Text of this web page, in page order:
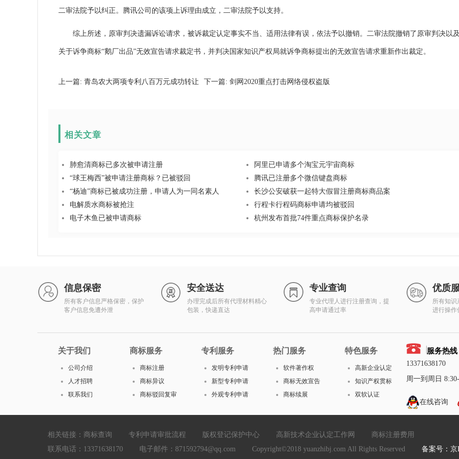
二审法院予以纠正。腾讯公司的该项上诉理由成立，二审法院予以支持。
综上所述，原审判决遗漏诉讼请求，被诉裁定认定事实不当、适用法律有误，依法予以撤销。二审法院撤销了原审判决以
关于诉争商标“鹅厂出品”无效宣告请求裁定书，并判决国家知识产权局就诉争商标提出的无效宣告请求重新作出裁定。
上一篇: 青岛农大两项专利八百万元成功转让 下一篇: 剑网2020重点打击网络侵权盗版
相关文章
肺愈清商标已多次被申请注册
阿里已申请多个淘宝元宇宙商标
“球王梅西”被申请注册商标？已被驳回
腾讯已注册多个微信键盘商标
“杨迪”商标已被成功注册，申请人为一同名素人
长沙公安破获一起特大假冒注册商标商品案
电解质水商标被抢注
行程卡行程码商标申请均被驳回
电子木鱼已被申请商标
杭州发布首批74件重点商标保护名录
信息保密
所有客户信息严格保密，保护
客户信息免遭外泄
安全送达
办理完成后所有代理材料精心
包装，快递直达
专业查询
专业代理人进行注册查询，提
高申请通过率
优质
所有知识
进行操作
关于我们
公司介绍
人才招聘
联系我们
商标服务
商标注册
商标异议
商标驳回复审
专利服务
发明专利申请
新型专利申请
外观专利申请
热门服务
软件著作权
商标无效宣告
商标续展
特色服务
高新企业认定
知识产权贯标
双软认证
服务热线
13371638170
周一到周日
在线咨询
相关链接： 商标查询 专利申请审批流程 版权登记保护中心 高新技术企业认定工作网
商标注册费用
联系电话：13371638170 电子邮件：871592794@qq.com Copyright©2018 yuanzhibj.com All Rights Reserved 备案号：京